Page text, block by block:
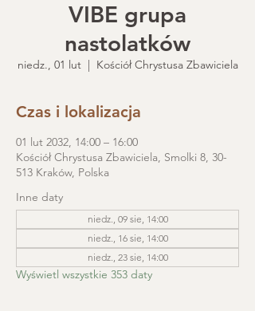
VIBE grupa
nastolatków
niedz., 01 lut
  |
Kościół Chrystusa Zbawiciela
Czas i lokalizacja
01 lut 2032, 14:00 – 16:00
Kościół Chrystusa Zbawiciela, Smolki 8, 30-
513 Kraków, Polska
Inne daty
niedz., 09 sie, 14:00
niedz., 16 sie, 14:00
niedz., 23 sie, 14:00
Wyświetl wszystkie 353 daty